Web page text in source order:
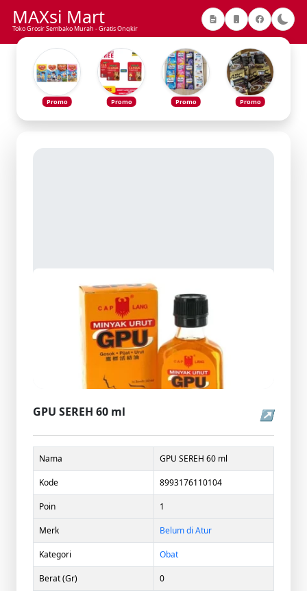
MAXsi Mart
Toko Grosir Sembako Murah - Gratis Ongkir
Promo Promo Promo Promo
GPU SEREH 60 ml ↗
Nama GPU SEREH 60 ml
Kode 8993176110104
Poin 1
Merk Belum di Atur
Kategori Obat
Berat (Gr) 0